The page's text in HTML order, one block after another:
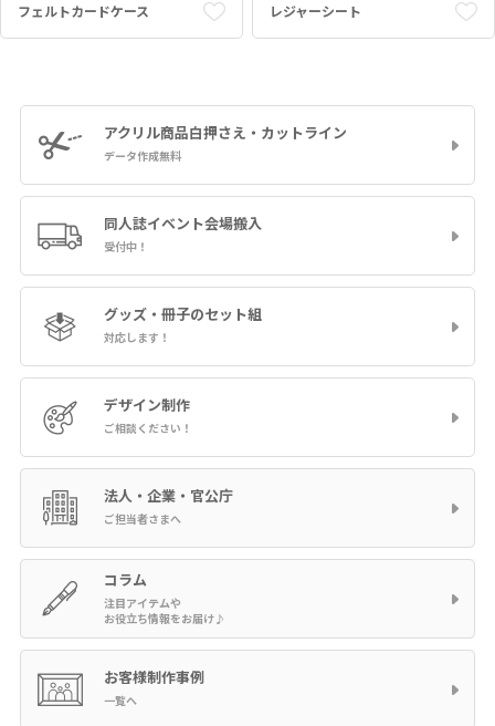
フェルトカードケース レジャーシート
アクリル商品白押さえ・カットライン
データ作成無料
同人誌イベント会場搬入
受付中！
グッズ・冊子のセット組
対応します！
デザイン制作
ご相談ください！
法人・企業・官公庁
ご担当者さまへ
コラム
注目アイテムや
お役立ち情報をお届け♪
お客様制作事例
一覧へ